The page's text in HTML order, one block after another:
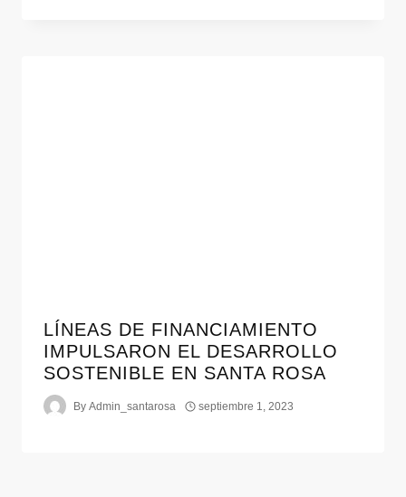
LÍNEAS DE FINANCIAMIENTO
IMPULSARON EL DESARROLLO
SOSTENIBLE EN SANTA ROSA
By Admin_santarosa septiembre 1, 2023